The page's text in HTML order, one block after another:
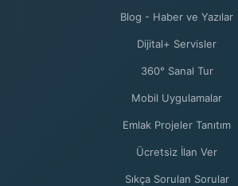
Blog - Haber ve Yazılar
Dijital+ Servisler
360° Sanal Tur
Mobil Uygulamalar
Emlak Projeler Tanıtım
Ücretsiz İlan Ver
Sıkça Sorulan Sorular